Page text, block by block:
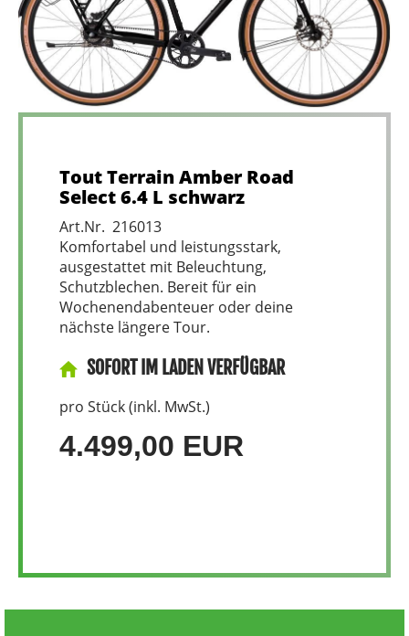
Tout Terrain Amber Road
Select 6.4 L schwarz
Art.Nr. 216013
Komfortabel und leistungsstark,
ausgestattet mit Beleuchtung,
Schutzblechen. Bereit für ein
Wochenendabenteuer oder deine
nächste längere Tour.
SOFORT IM LADEN VERFÜGBAR
pro Stück (inkl. MwSt.)
4.499,00 EUR